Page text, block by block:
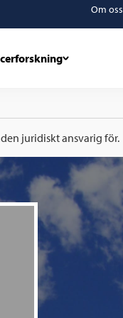
Om oss
juridiskt ansvarig för.